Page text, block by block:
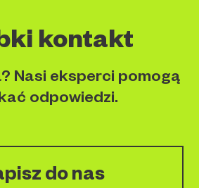
kontakt
Nasi eksperci pomogą
odpowiedzi.
do nas